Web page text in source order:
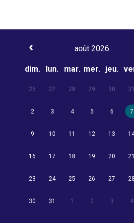
août 2026
dim. lun. mar. mer. jeu.
26 27 28 29 30 31
2 3 4 5 6 7
9 10 11 12 13
16 17 18 19 20 21
23 24 25 26 27 28
30 31 1 2 3 4